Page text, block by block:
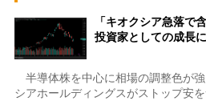
「キオクシア急落で
投資家としての成長
半導体株を中心に相場の調整色が
シアホールディングスがストップ安